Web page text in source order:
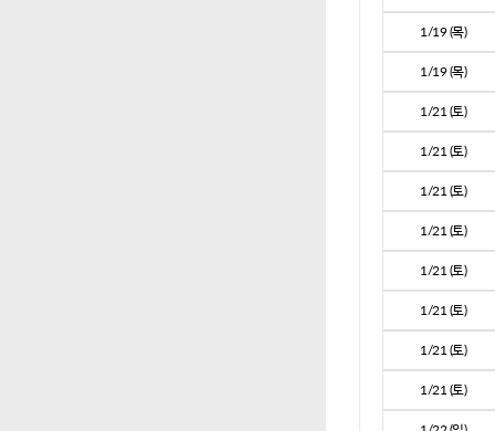
1/19 (목)
1/19 (목)
1/21 (토)
1/21 (토)
1/21 (토)
1/21 (토)
1/21 (토)
1/21 (토)
1/21 (토)
1/21 (토)